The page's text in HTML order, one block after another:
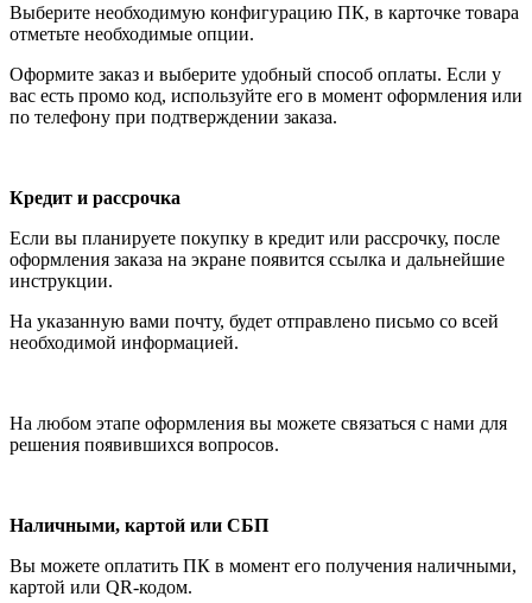
Выберите необходимую конфигурацию ПК, в карточке товара
отметьте необходимые опции.
Оформите заказ и выберите удобный способ оплаты. Если у
вас есть промо код, используйте его в момент оформления или
по телефону при подтверждении заказа.
Кредит и рассрочка
Если вы планируете покупку в кредит или рассрочку, после
оформления заказа на экране появится ссылка и дальнейшие
инструкции.
На указанную вами почту, будет отправлено письмо со всей
необходимой информацией.
На любом этапе оформления вы можете связаться с нами для
решения появившихся вопросов.
Наличными, картой или СБП
Вы можете оплатить ПК в момент его получения наличными,
картой или QR-кодом.